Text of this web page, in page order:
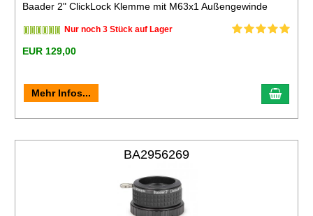
Baader 2" ClickLock Klemme mit M63x1 Außengewinde
Nur noch 3 Stück auf Lager
EUR 129,00
Mehr Infos...
BA2956269